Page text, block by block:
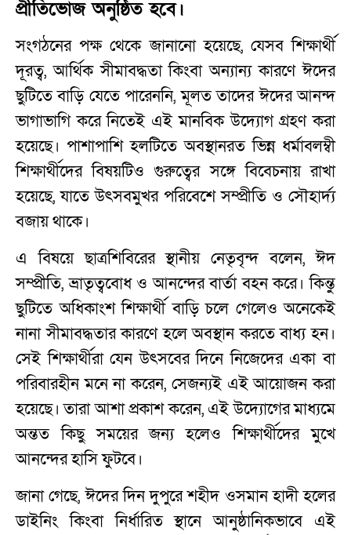
প্রীতিভোজ অনুষ্ঠিত হবে।
সংগঠনের পক্ষ থেকে জানানো হয়েছে, যেসব শিক্ষার্থী
দূরত্ব, আর্থিক সীমাবদ্ধতা কিংবা অন্যান্য কারণে ঈদের
ছুটিতে বাড়ি যেতে পারেননি, মূলত তাদের ঈদের আনন্দ
ভাগাভাগি করে নিতেই এই মানবিক উদ্যোগ গ্রহণ করা
হয়েছে। পাশাপাশি হলটিতে অবস্থানরত ভিন্ন ধর্মাবলম্বী
শিক্ষার্থীদের বিষয়টিও গুরুত্বের সঙ্গে বিবেচনায় রাখা
হয়েছে, যাতে উৎসবমুখর পরিবেশে সম্প্রীতি ও সৌহার্দ্য
বজায় থাকে।
এ বিষয়ে ছাত্রশিবিরের স্থানীয় নেতৃবৃন্দ বলেন, ঈদ
সম্প্রীতি, ভ্রাতৃত্ববোধ ও আনন্দের বার্তা বহন করে। কিন্তু
ছুটিতে অধিকাংশ শিক্ষার্থী বাড়ি চলে গেলেও অনেকেই
নানা সীমাবদ্ধতার কারণে হলে অবস্থান করতে বাধ্য হন।
সেই শিক্ষার্থীরা যেন উৎসবের দিনে নিজেদের একা বা
পরিবারহীন মনে না করেন, সেজন্যই এই আয়োজন করা
হয়েছে। তারা আশা প্রকাশ করেন, এই উদ্যোগের মাধ্যমে
অন্তত কিছু সময়ের জন্য হলেও শিক্ষার্থীদের মুখে
আনন্দের হাসি ফুটবে।
জানা গেছে, ঈদের দিন দুপুরে শহীদ ওসমান হাদী হলের
ডাইনিং কিংবা নির্ধারিত স্থানে আনুষ্ঠানিকভাবে এই